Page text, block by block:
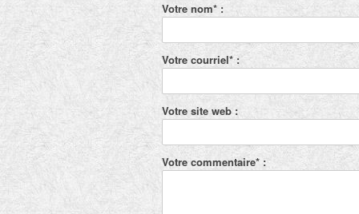
Votre nom* :
Votre courriel* :
Votre site web :
Votre commentaire* :